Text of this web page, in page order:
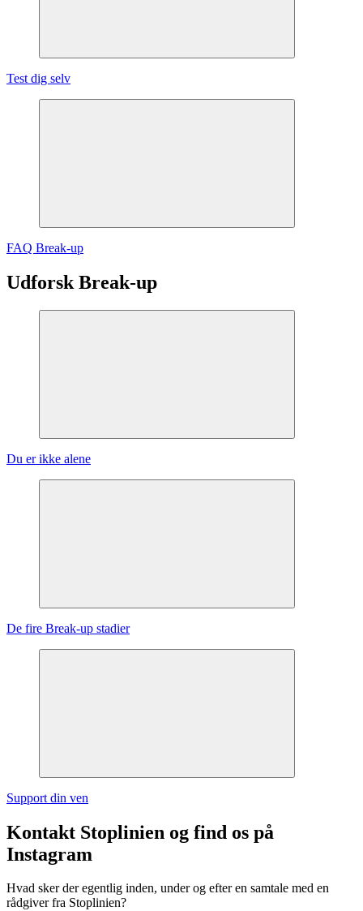
Test dig selv
FAQ Break-up
Udforsk Break-up
Du er ikke alene
De fire Break-up stadier
Support din ven
Kontakt Stoplinien og find os på
Instagram
Hvad sker der egentlig inden, under og efter en samtale med en
rådgiver fra Stoplinien?